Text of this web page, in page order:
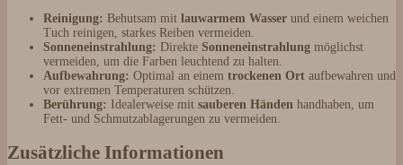
Reinigung: Behutsam mit lauwarmem Wasser und einem weichen
Tuch reinigen, starkes Reiben vermeiden.
Sonneneinstrahlung: Direkte Sonneneinstrahlung möglichst
vermeiden, um die Farben leuchtend zu halten.
Aufbewahrung: Optimal an einem trockenen Ort aufbewahren und
vor extremen Temperaturen schützen.
Berührung: Idealerweise mit sauberen Händen handhaben, um
Fett- und Schmutzablagerungen zu vermeiden.
Zusätzliche Informationen